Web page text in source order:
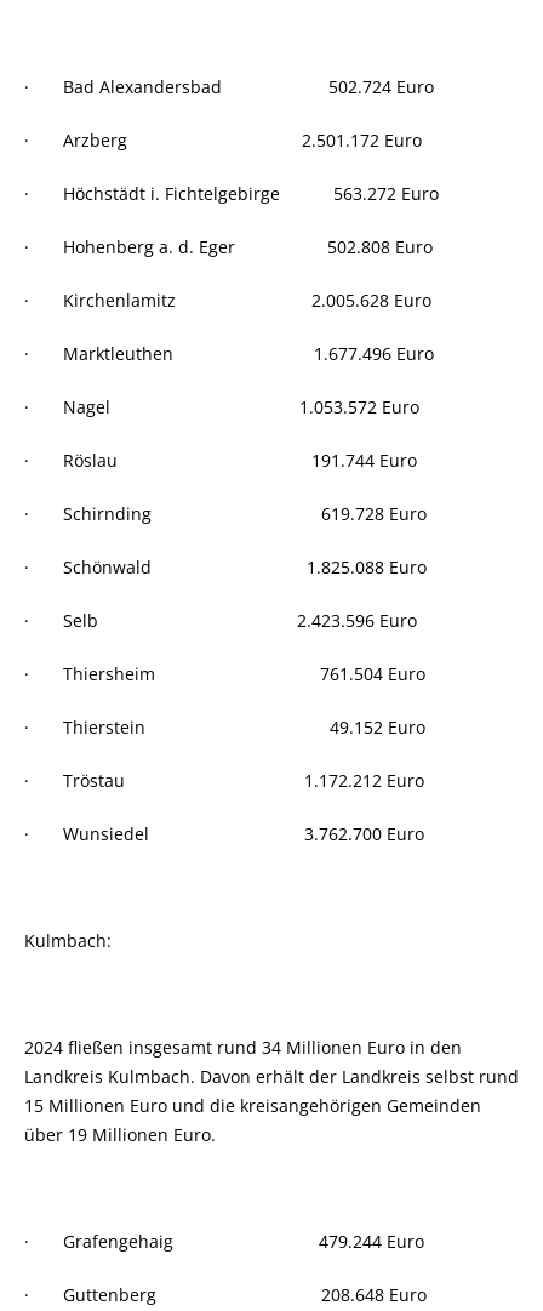
· Bad Alexandersbad 502.724 Euro
· Arzberg 2.501.172 Euro
· Höchstädt i. Fichtelgebirge 563.272 Euro
· Hohenberg a. d. Eger 502.808 Euro
· Kirchenlamitz 2.005.628 Euro
· Marktleuthen 1.677.496 Euro
· Nagel 1.053.572 Euro
· Röslau 191.744 Euro
· Schirnding 619.728 Euro
· Schönwald 1.825.088 Euro
· Selb 2.423.596 Euro
· Thiersheim 761.504 Euro
· Thierstein 49.152 Euro
· Tröstau 1.172.212 Euro
· Wunsiedel 3.762.700 Euro
Kulmbach:
2024 fließen insgesamt rund 34 Millionen Euro in den
Landkreis Kulmbach. Davon erhält der Landkreis selbst rund
15 Millionen Euro und die kreisangehörigen Gemeinden
über 19 Millionen Euro.
· Grafengehaig 479.244 Euro
· Guttenberg 208.648 Euro